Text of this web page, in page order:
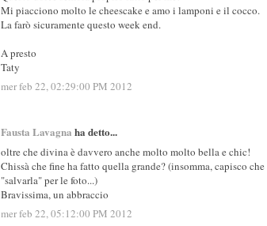
Mi piacciono molto le cheescake e amo i lamponi e il cocco.
La farò sicuramente questo week end.
A presto
Taty
mer feb 22, 02:29:00 PM 2012
Fausta Lavagna ha detto...
oltre che divina è davvero anche molto molto bella e chic!
Chissà che fine ha fatto quella grande? (insomma, capisco
"salvarla" per le foto...)
Bravissima, un abbraccio
mer feb 22, 05:12:00 PM 2012